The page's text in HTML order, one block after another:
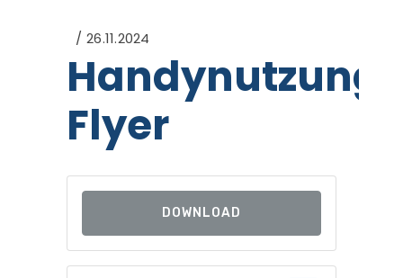
26.11.2024
Handynutzung
Flyer
DOWNLOAD